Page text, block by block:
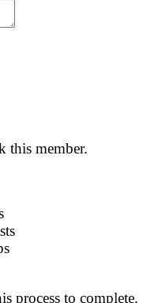
this member.
process to complete.